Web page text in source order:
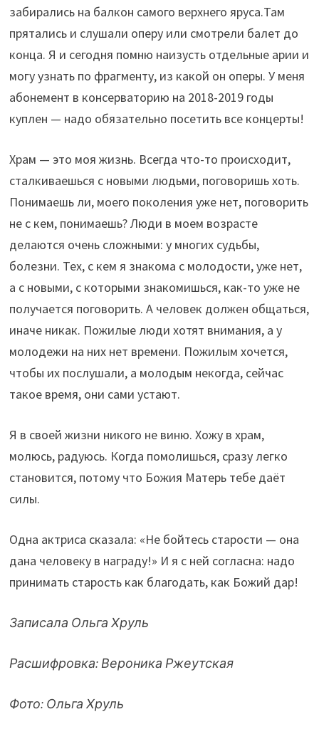
забирались на балкон самого верхнего яруса.Там
прятались и слушали оперу или смотрели балет до
конца. Я и сегодня помню наизусть отдельные арии и
могу узнать по фрагменту, из какой он оперы. У меня
абонемент в консерваторию на 2018-2019 годы
куплен — надо обязательно посетить все концерты!
Храм — это моя жизнь. Всегда что-то происходит,
сталкиваешься с новыми людьми, поговоришь хоть.
Понимаешь ли, моего поколения уже нет, поговорить
не с кем, понимаешь? Люди в моем возрасте
делаются очень сложными: у многих судьбы,
болезни. Тех, с кем я знакома с молодости, уже нет,
а с новыми, с которыми знакомишься, как-то уже не
получается поговорить. А человек должен общаться,
иначе никак. Пожилые люди хотят внимания, а у
молодежи на них нет времени. Пожилым хочется,
чтобы их послушали, а молодым некогда, сейчас
такое время, они сами устают.
Я в своей жизни никого не виню. Хожу в храм,
молюсь, радуюсь. Когда помолишься, сразу легко
становится, потому что Божия Матерь тебе даёт
силы.
Одна актриса сказала: «Не бойтесь старости — она
дана человеку в награду!» И я с ней согласна: надо
принимать старость как благодать, как Божий дар!
Записала Ольга Хруль
Расшифровка: Вероника Ржеутская
Фото: Ольга Хруль